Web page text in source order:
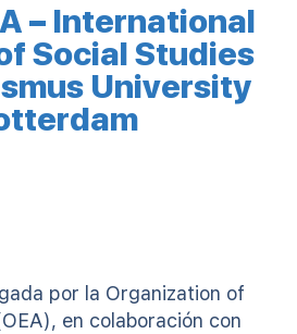
– International
Social Studies
University
por la Organization of
en colaboración con